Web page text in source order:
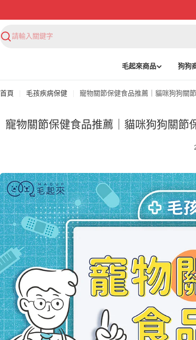
搜
毛起來商品 狗狗
首頁 毛孩疾病保健 寵物關節保健食品推薦｜貓咪狗狗關
寵物關節保健食品推薦｜貓咪狗狗關節